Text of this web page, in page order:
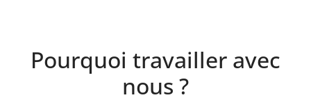
Pourquoi travailler avec
nous ?